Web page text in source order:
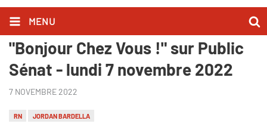
MENU
Laurent Jacobelli l'a dit dans
"Bonjour Chez Vous !" sur Public
Sénat - lundi 7 novembre 2022
7 NOVEMBRE 2022
RN JORDAN BARDELLA